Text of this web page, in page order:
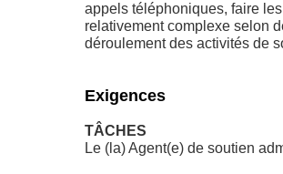
appels téléphoniques, faire
relativement complexe selon
déroulement des activités de
Exigences
TÂCHES
Le (la) Agent(e) de soutien